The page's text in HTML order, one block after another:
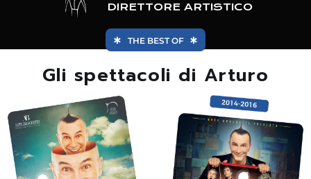
DIRETTORE ARTISTICO
THE BEST OF
Gli spettacoli di Arturo